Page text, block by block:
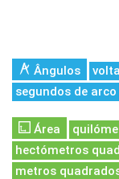
Ângulos
segundos de arco
Área
hectómetros
metros